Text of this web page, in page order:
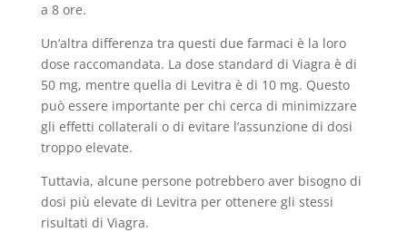
a 8 ore.
Un’altra differenza tra questi due farmaci è la loro
dose raccomandata. La dose standard di Viagra è di
50 mg, mentre quella di Levitra è di 10 mg. Questo
può essere importante per chi cerca di minimizzare
gli effetti collaterali o di evitare l’assunzione di dosi
troppo elevate.
Tuttavia, alcune persone potrebbero aver bisogno di
dosi più elevate di Levitra per ottenere gli stessi
risultati di Viagra.